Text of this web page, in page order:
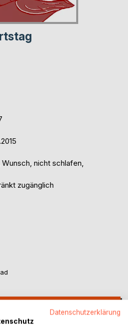
nicht schlafen,
zugänglich
Datenschutzerklärung